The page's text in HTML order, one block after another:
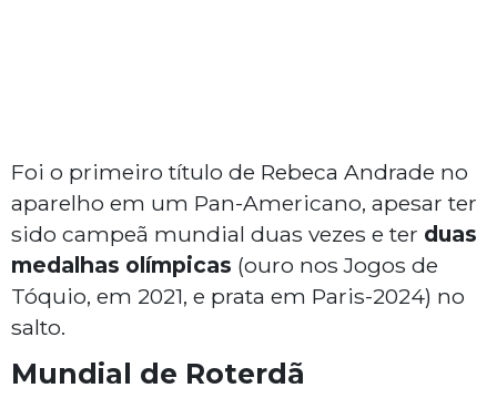
Foi o primeiro título de Rebeca Andrade no
aparelho em um Pan-Americano, apesar ter
sido campeã mundial duas vezes e ter duas
medalhas olímpicas (ouro nos Jogos de
Tóquio, em 2021, e prata em Paris-2024) no
salto.
Mundial de Roterdã